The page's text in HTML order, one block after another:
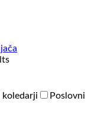
koledarji
Poslovni